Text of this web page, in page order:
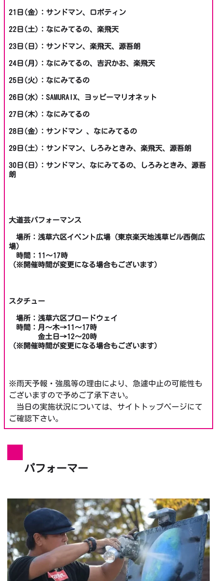
21日(金)：サンドマン、ロボティン
22日(土)：なにみてるの、楽飛天
23日(日)：サンドマン、楽飛天、源吾朗
24日(月)：なにみてるの、吉沢かお、楽飛天
25日(火)：なにみてるの
26日(水)：SAMURAIX、ヨッピーマリオネット
27日(木)：なにみてるの
28日(金)：サンドマン 、なにみてるの
29日(土)：サンドマン、しろみときみ、楽飛天、源吾朗
30日(日)：サンドマン、なにみてるの、しろみときみ、源吾
朗
大道芸パフォーマンス
場所：浅草六区イベント広場（東京楽天地浅草ビル西側広
場）
時間：11～17時
（※開催時間が変更になる場合もございます）
スタチュー
場所：浅草六区ブロードウェイ
時間：月～木→11～17時
金土日→12～20時
（※開催時間が変更になる場合もございます）
※雨天予報・強風等の理由により、急遽中止の可能性も
ございますので予めご了承下さい。
当日の実施状況については、サイトトップページにて
ご確認下さい。
パフォーマー